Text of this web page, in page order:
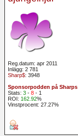
Reg.datum: apr 2011
Inlägg: 2 781
Sharp$: 3948
Sponsorpodden på Sharps
Stats: 3 - 8 - 1
ROI: 162.92%
Vinstprocent: 27.27%